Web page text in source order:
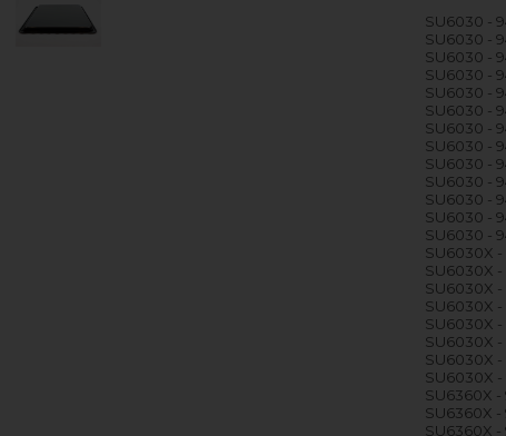
SU6030 -
SU6030 -
SU6030 -
SU6030 -
SU6030 -
SU6030 -
SU6030 -
SU6030 -
SU6030 -
SU6030 -
SU6030 -
SU6030 -
SU6030 -
SU6030X -
SU6030X -
SU6030X -
SU6030X -
SU6030X -
SU6030X -
SU6030X -
SU6030X -
SU6360X -
SU6360X -
SU6360X -